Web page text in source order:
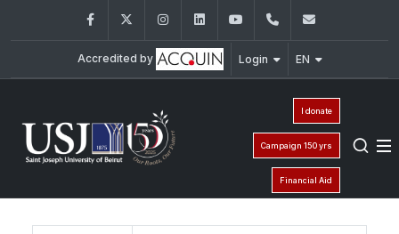
FacebookTwitter InstagramLinkedInYouTube+961 (1) 421 240
Accredited by Login EN
I donate
Campaign 150 yrs
Financial Aid